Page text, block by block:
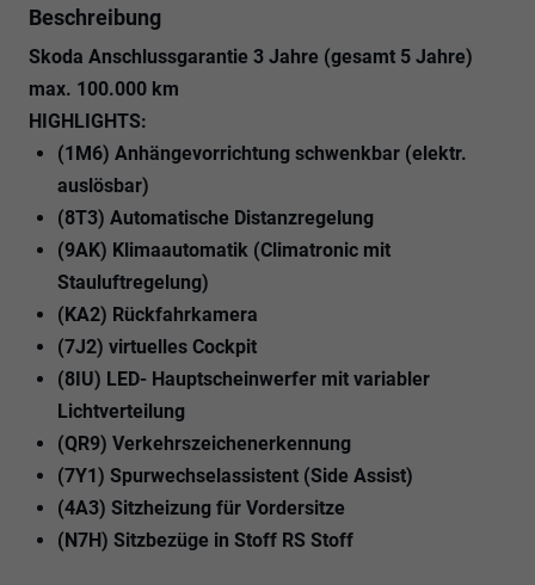
Beschreibung
Skoda Anschlussgarantie 3 Jahre (gesamt 5 Jahre)
max. 100.000 km
HIGHLIGHTS:
(1M6) Anhängevorrichtung schwenkbar (elektr.
auslösbar)
(8T3) Automatische Distanzregelung
(9AK) Klimaautomatik (Climatronic mit
Stauluftregelung)
(KA2) Rückfahrkamera
(7J2) virtuelles Cockpit
(8IU) LED- Hauptscheinwerfer mit variabler
Lichtverteilung
(QR9) Verkehrszeichenerkennung
(7Y1) Spurwechselassistent (Side Assist)
(4A3) Sitzheizung für Vordersitze
(N7H) Sitzbezüge in Stoff RS Stoff